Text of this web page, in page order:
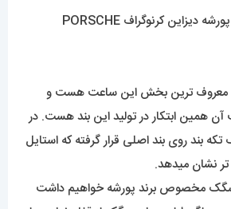
معروف ترین بخش این ساعت هست و
آن همین ابتکار در تولید این بند هست. در
بند روی بند اصلی قرار گرفته که استایل
نشان میدهد.
مخصوص برند پورشه خواهیم داشت